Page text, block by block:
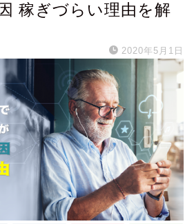
稼ぎづらい理由を解
2020年5月1日